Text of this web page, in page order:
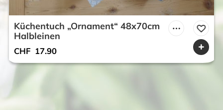
Küchentuch „Ornament“ 48x70cm
Halbleinen
CHF 17.90